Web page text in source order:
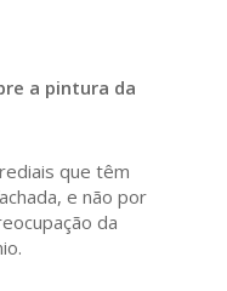
a pintura da
que têm
e não por
da